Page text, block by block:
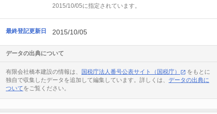
2015/10/05に指定されています。
最終登記更新日 2015/10/05
データの出典について
有限会社橋本建設の情報は、 国税庁法人番号公表サイト（国税庁）
をもとに
独自で収集したデータを追加して編集しています。詳しくは、 データの出典に
ついてをご覧ください。